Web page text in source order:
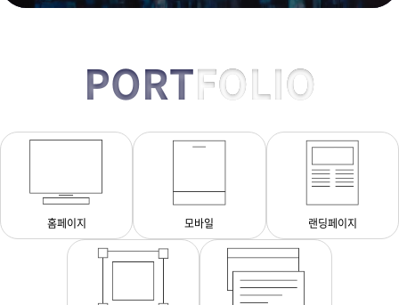
PORTFOLIO
홈페이지 모바일 랜딩페이지